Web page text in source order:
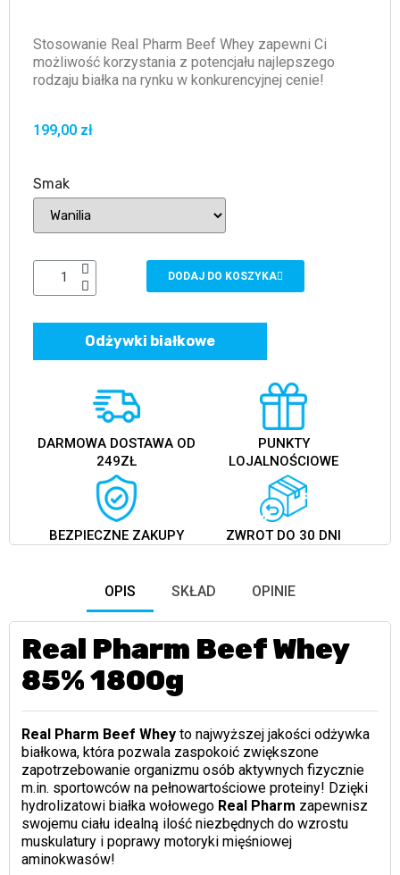
Stosowanie Real Pharm Beef Whey zapewni Ci
możliwość korzystania z potencjału najlepszego
rodzaju białka na rynku w konkurencyjnej cenie!
199,00 zł
Smak
DODAJ DO KOSZYKA
Odżywki białkowe
DARMOWA DOSTAWA OD
249ZŁ
PUNKTY
LOJALNOŚCIOWE
BEZPIECZNE ZAKUPY ZWROT DO 30 DNI
OPIS SKŁAD OPINIE
Real Pharm Beef Whey
85% 1800g
Real Pharm Beef Wheyto najwyższej jakości odżywka
białkowa, która pozwala zaspokoić zwiększone
zapotrzebowanie organizmu osób aktywnych fizycznie
m.in. sportowców na pełnowartościowe proteiny! Dzięki
hydrolizatowi białka wołowego Real Pharm zapewnisz
swojemu ciału idealną ilość niezbędnych do wzrostu
muskulatury i poprawy motoryki mięśniowej
aminokwasów!